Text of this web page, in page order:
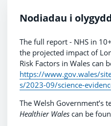
Nodiadau i
The full report - NHS in
the projected impact of
Risk Factors in Wales can
https://www.gov.wales/
s/2023-09/science-
The Welsh Government’s
Healthier Wales can be